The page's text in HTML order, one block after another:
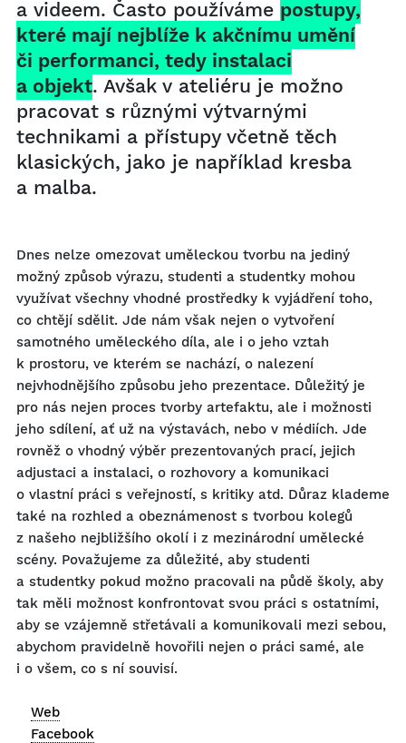
a videem. Často používáme postupy,
které mají nejblíže k akčnímu umění
či performanci, tedy instalaci
a objekt. Avšak v ateliéru je možno
pracovat s různými výtvarnými
technikami a přístupy včetně těch
klasických, jako je například kresba
a malba.
Dnes nelze omezovat uměleckou tvorbu na jediný
možný způsob výrazu, studenti a studentky mohou
využívat všechny vhodné prostředky k vyjádření toho,
co chtějí sdělit. Jde nám však nejen o vytvoření
samotného uměleckého díla, ale i o jeho vztah
k prostoru, ve kterém se nachází, o nalezení
nejvhodnějšího způsobu jeho prezentace. Důležitý je
pro nás nejen proces tvorby artefaktu, ale i možnosti
jeho sdílení, ať už na výstavách, nebo v médiích. Jde
rovněž o vhodný výběr prezentovaných prací, jejich
adjustaci a instalaci, o rozhovory a komunikaci
o vlastní práci s veřejností, s kritiky atd. Důraz klademe
také na rozhled a obeznámenost s tvorbou kolegů
z našeho nejbližšího okolí i z mezinárodní umělecké
scény. Považujeme za důležité, aby studenti
a studentky pokud možno pracovali na půdě školy, aby
tak měli možnost konfrontovat svou práci s ostatními,
aby se vzájemně střetávali a komunikovali mezi sebou,
abychom pravidelně hovořili nejen o práci samé, ale
i o všem, co s ní souvisí.
Web
Facebook